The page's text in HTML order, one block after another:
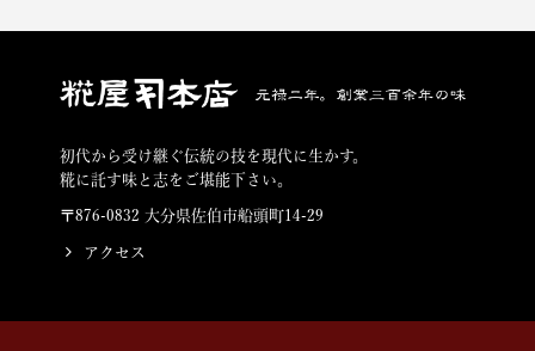
初代から受け継ぐ伝統の技を現代に生かす。
糀に託す味と志をご堪能下さい。
〒876-0832 大分県佐伯市船頭町14-29
アクセス